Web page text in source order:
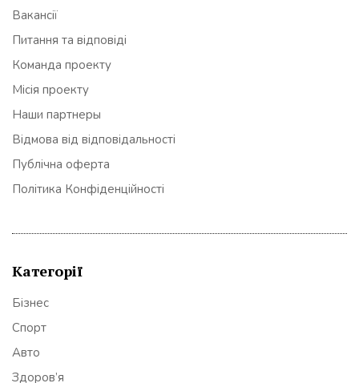
Вакансії
Питання та відповіді
Команда проекту
Місія проекту
Наши партнеры
Відмова від відповідальності
Публічна оферта
Політика Конфіденційності
Категорії
Бізнес
Спорт
Авто
Здоров’я